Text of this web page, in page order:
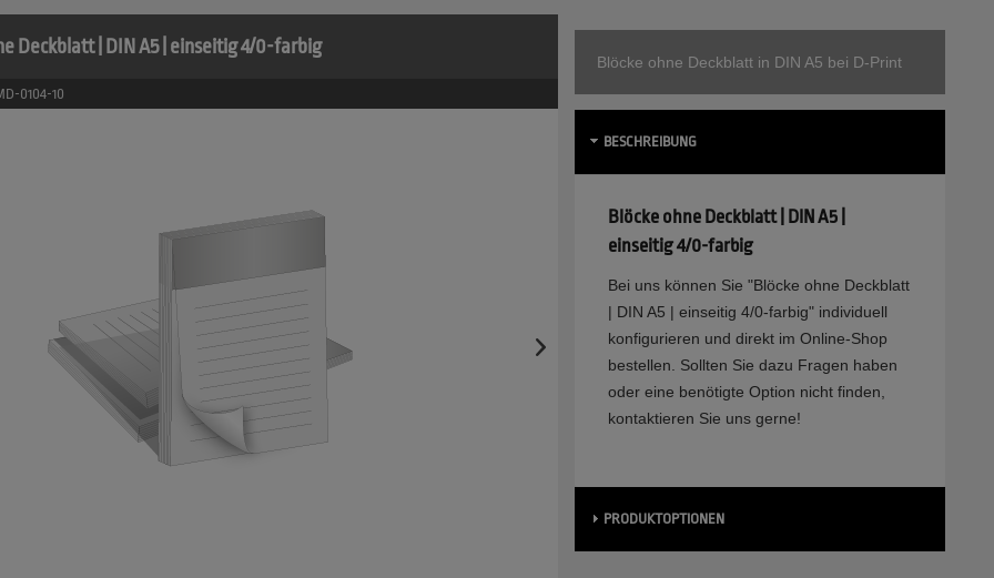
Deckblatt | DIN A5 | einseitig 4/0-farbig
0104-10
Blöcke ohne Deckblatt in DIN A5 bei D-Print
BESCHREIBUNG
Blöcke ohne Deckblatt | DIN A5 |
einseitig 4/0-farbig
Bei uns können Sie "Blöcke ohne Deckblatt
| DIN A5 | einseitig 4/0-farbig" individuell
konfigurieren und direkt im Online-Shop
bestellen. Sollten Sie dazu Fragen haben
oder eine benötigte Option nicht finden,
kontaktieren Sie uns gerne!
PRODUKTOPTIONEN